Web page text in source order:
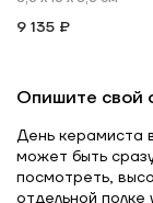
9 135 ₽
Опишите свой
День керамиста
может быть
посмотреть,
отдельной полке